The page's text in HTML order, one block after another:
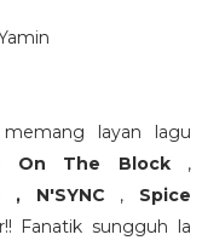
layan lagu
On The Block,
, N'SYNC , Spice
Fanatik sungguh la